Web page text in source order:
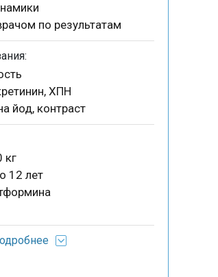
по результатам
ХПН
йод, контраст
кг
12 лет